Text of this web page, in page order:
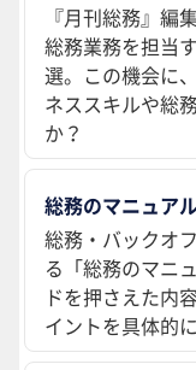
『月刊総務』編
総務業務を担当
選。この機会に
ネススキルや総
か？
総務のマニュア
総務・バックオ
る「総務のマニ
ドを押さえた内
イントを具体的